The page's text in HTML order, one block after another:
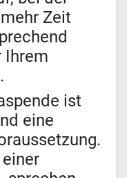
Zeit
Ihrem
ist
eine